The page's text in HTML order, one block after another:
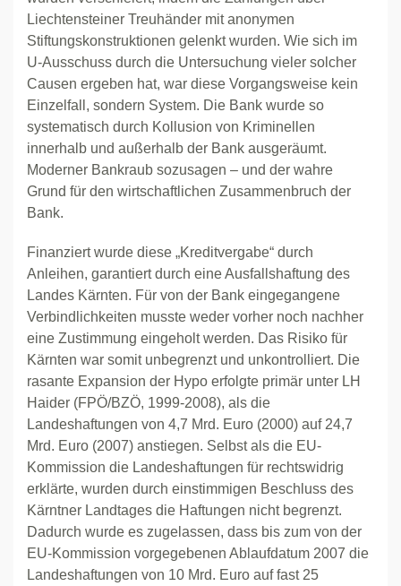
Liechtensteiner Treuhänder mit anonymen
Stiftungskonstruktionen gelenkt wurden. Wie sich im
U-Ausschuss durch die Untersuchung vieler solcher
Causen ergeben hat, war diese Vorgangsweise kein
Einzelfall, sondern System. Die Bank wurde so
systematisch durch Kollusion von Kriminellen
innerhalb und außerhalb der Bank ausgeräumt.
Moderner Bankraub sozusagen – und der wahre
Grund für den wirtschaftlichen Zusammenbruch der
Bank.
Finanziert wurde diese „Kreditvergabe“ durch
Anleihen, garantiert durch eine Ausfallshaftung des
Landes Kärnten. Für von der Bank eingegangene
Verbindlichkeiten musste weder vorher noch nachher
eine Zustimmung eingeholt werden. Das Risiko für
Kärnten war somit unbegrenzt und unkontrolliert. Die
rasante Expansion der Hypo erfolgte primär unter LH
Haider (FPÖ/BZÖ, 1999-2008), als die
Landeshaftungen von 4,7 Mrd. Euro (2000) auf 24,7
Mrd. Euro (2007) anstiegen. Selbst als die EU-
Kommission die Landeshaftungen für rechtswidrig
erklärte, wurden durch einstimmigen Beschluss des
Kärntner Landtages die Haftungen nicht begrenzt.
Dadurch wurde es zugelassen, dass bis zum von der
EU-Kommission vorgegebenen Ablaufdatum 2007 die
Landeshaftungen von 10 Mrd. Euro auf fast 25